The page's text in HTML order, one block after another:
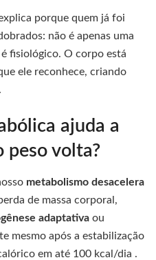
porque quem já foi
não é apenas uma
fisiológico. O corpo está
ele reconhece, criando
ajuda a
peso volta?
metabolismo desacelera
de massa corporal,
adaptativa ou
mesmo após a estabilização
em até 100 kcal/dia .